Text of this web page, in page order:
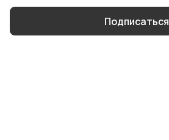
Подписаться